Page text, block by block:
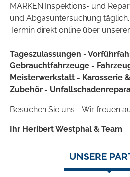
MARKEN Inspektions- und
und Abgasuntersuchung
Termin direkt online über
Tageszulassungen -
Gebrauchtfahrzeuge -
Meisterwerkstatt - Karosserie
Zubehör -
Besuchen Sie uns - Wir freuen
Ihr Heribert Westphal & Team
UNSERE